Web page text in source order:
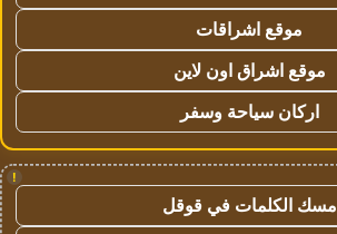
موقع اشراقات
موقع اشراق اون لاين
اركان سياحة وسفر
!
مسك الكلمات في قوقل